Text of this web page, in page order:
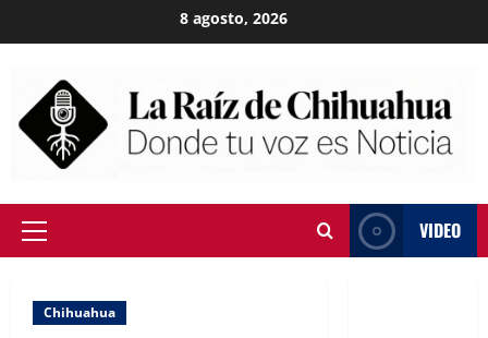
to
8 agosto, 2026
Primary
VIDEO
Chihuahua